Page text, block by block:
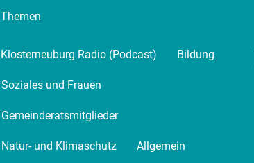
Themen
Klosterneuburg Radio (Podcast) Bildung
Soziales und Frauen
Gemeinderatsmitglieder
Natur- und Klimaschutz Allgemein